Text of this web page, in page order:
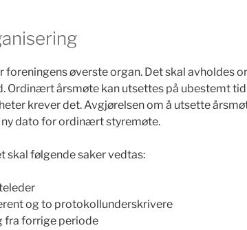
foreningens øverste organ. Det skal avholdes
Ordinært årsmøte kan utsettes på ubestemt
krever det. Avgjørelsen om å utsette
ny dato for ordinært styremøte.
skal følgende saker vedtas:
og to protokollunderskrivere
fra forrige periode